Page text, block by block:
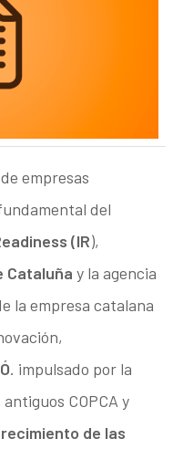
empresas
del
(IR),
Cataluña y la agencia
la empresa catalana
. impulsado por la
COPCA y
de las